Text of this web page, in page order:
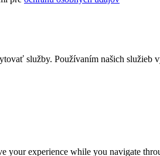
služby. Používaním našich služieb
your experience while you navigate